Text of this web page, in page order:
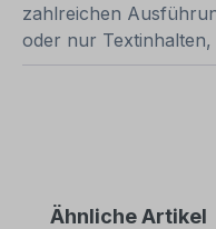
zahlreichen
oder nur
Produktgalerie
Ähnliche Artikel